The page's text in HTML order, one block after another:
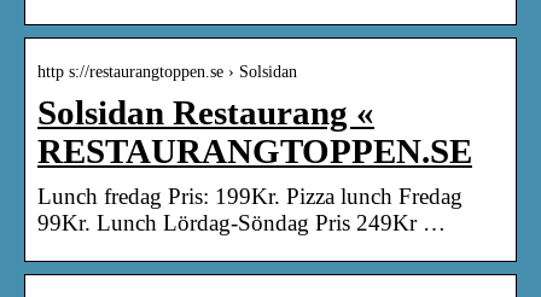
http s://restaurangtoppen.se › Solsidan
Solsidan Restaurang «
RESTAURANGTOPPEN.SE
Lunch fredag Pris: 199Kr. Pizza lunch Fredag
99Kr. Lunch Lördag-Söndag Pris 249Kr …